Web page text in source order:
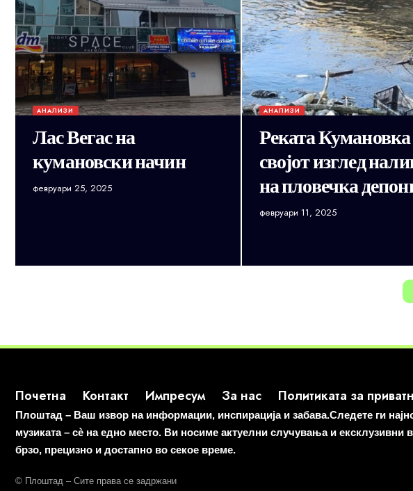
АНАЛИЗИ
Лас Вегас на
кумановски начин
февруари 25, 2025
АНАЛИЗИ
Реката
својот изглед
на пловечка
февруари 11, 2025
Почетна Контакт Импресум За нас Политиката за
Плоштад – Ваш извор на информации, инспирација и забава.Следете ги
музиката – сè на едно место. Ви носиме актуелни случувања и ексклузивни
брзо, прецизно и достапно во секое време.
© Плоштад – Сите права се задржани